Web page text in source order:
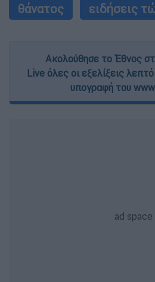
θάνατος ειδήσεις
Ακολούθησε το Έθνος
Live όλες οι εξελίξεις
υπογραφή του